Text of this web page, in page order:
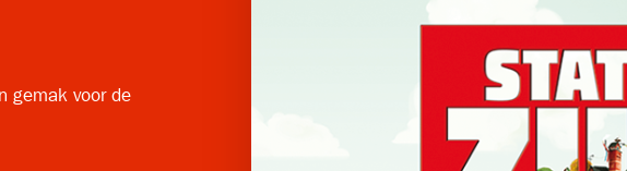
gemak voor de